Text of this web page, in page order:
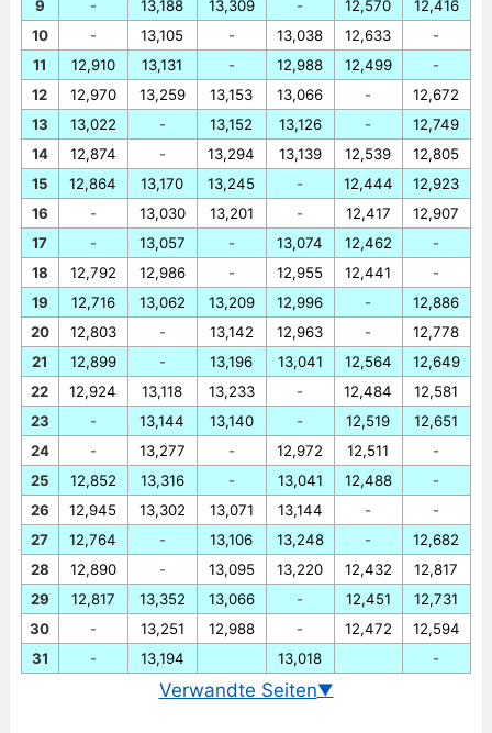
9
10
11
12
13
14
15
16
17
18
19
20
21
22
23
24
25
26
27
28
29
30
31
-
-
12,910
12,970
13,022
12,874
12,864
-
-
12,792
12,716
12,803
12,899
12,924
-
-
12,852
12,945
12,764
12,890
12,817
-
-
13,188
13,105
13,131
13,259
-
-
13,170
13,030
13,057
12,986
13,062
-
-
13,118
13,144
13,277
13,316
13,302
-
-
13,352
13,251
13,194
13,309
-
-
13,153
13,152
13,294
13,245
13,201
-
-
13,209
13,142
13,196
13,233
13,140
-
-
13,071
13,106
13,095
13,066
12,988
-
13,038
12,988
13,066
13,126
13,139
-
-
13,074
12,955
12,996
12,963
13,041
-
-
12,972
13,041
13,144
13,248
13,220
-
-
13,018
12,570
12,633
12,499
-
-
12,539
12,444
12,417
12,462
12,441
-
-
12,564
12,484
12,519
12,511
12,488
-
-
12,432
12,451
12,472
12,416
-
-
12,672
12,749
12,805
12,923
12,907
-
-
12,886
12,778
12,649
12,581
12,651
-
-
-
12,682
12,817
12,731
12,594
-
Verwandte Seiten▼